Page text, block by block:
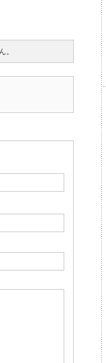
。